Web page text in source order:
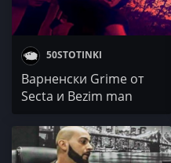
50STOTINKI
Варненски Grime от
Secta и Bezim man